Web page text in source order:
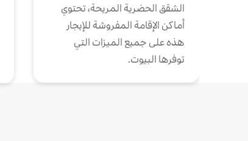
الشقق الحضرية المريحة، تحتوي
أماكن الإقامة المفروشة للإيجار
هذه على جميع الميزات التي
توفرها البيوت.